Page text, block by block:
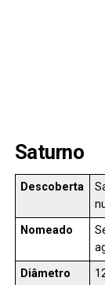
Saturno
Descoberta
Nomeado
Diâmetro